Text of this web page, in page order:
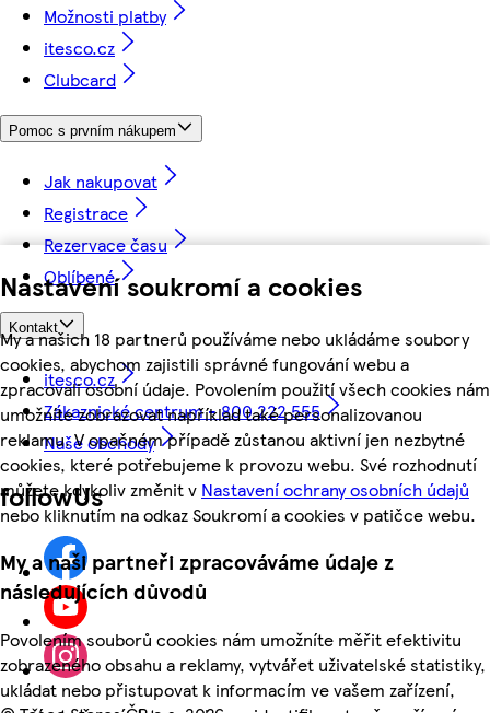
Nastavení soukromí a cookies
My a našich 18 partnerů používáme nebo ukládáme soubory
cookies, abychom zajistili správné fungování webu a
zpracovali osobní údaje. Povolením použití všech cookies nám
umožníte zobrazovat například také personalizovanou
reklamu. V opačném případě zůstanou aktivní jen nezbytné
cookies, které potřebujeme k provozu webu. Své rozhodnutí
můžete kdykoliv změnit v Nastavení ochrany osobních údajů
nebo kliknutím na odkaz Soukromí a cookies v patičce webu.
My a naši partneři zpracováváme údaje z
následujících důvodů
Povolením souborů cookies nám umožníte měřit efektivitu
zobrazeného obsahu a reklamy, vytvářet uživatelské statistiky,
ukládat nebo přistupovat k informacím ve vašem zařízení,
Možnosti platby
itesco.cz
Clubcard
Pomoc s prvním nákupem
Jak nakupovat
Registrace
Rezervace času
Oblíbené
Kontakt
itesco.cz
Zákaznické centrum - 800 222 555
Naše obchody
followUs